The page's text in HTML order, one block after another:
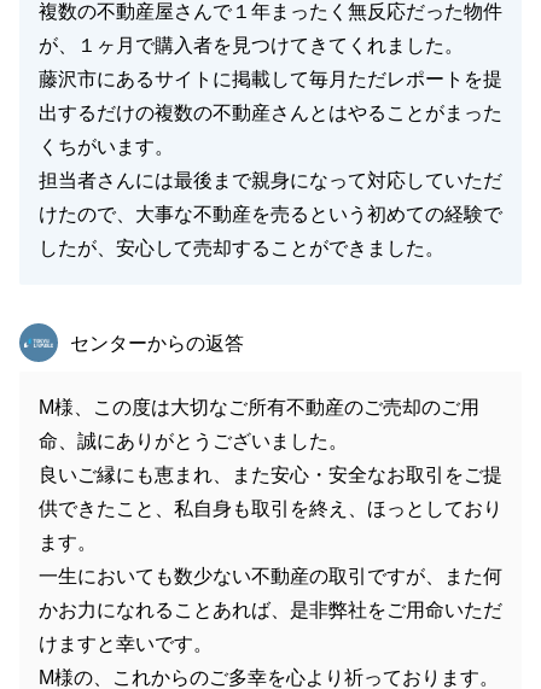
複数の不動産屋さんで１年まったく無反応だった物件
が、１ヶ月で購入者を見つけてきてくれました。
藤沢市にあるサイトに掲載して毎月ただレポートを提
出するだけの複数の不動産さんとはやることがまった
くちがいます。
担当者さんには最後まで親身になって対応していただ
けたので、大事な不動産を売るという初めての経験で
したが、安心して売却することができました。
東急リバブル
センターからの返答
M様、この度は大切なご所有不動産のご売却のご用
命、誠にありがとうございました。
良いご縁にも恵まれ、また安心・安全なお取引をご提
供できたこと、私自身も取引を終え、ほっとしており
ます。
一生においても数少ない不動産の取引ですが、また何
かお力になれることあれば、是非弊社をご用命いただ
けますと幸いです。
M様の、これからのご多幸を心より祈っております。